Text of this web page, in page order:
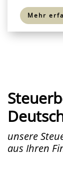
Mehr
unsere
aus Ihren